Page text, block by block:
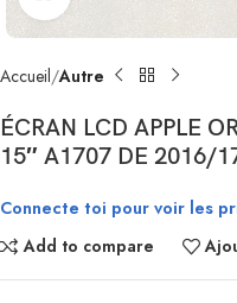
Accueil Autre
ÉCRAN LCD APPLE
15″ A1707 DE 2016/
Connecte toi pour voir les
Add to compare